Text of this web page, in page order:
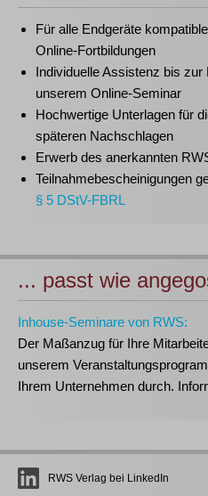
Für alle Endgeräte
Online-Fortbildungen
Individuelle Assistenz bis zur
unserem Online-Seminar
Hochwertige Unterlagen für
späteren Nachschlagen
Erwerb des anerkannten
Teilnahmebescheinigungen
§ 5 DStV-FBRL
... passt wie
Inhouse-Seminare von RWS:
Der Maßanzug für Ihre
unserem
Ihrem Unternehmen durch.
RWS Verlag bei LinkedIn